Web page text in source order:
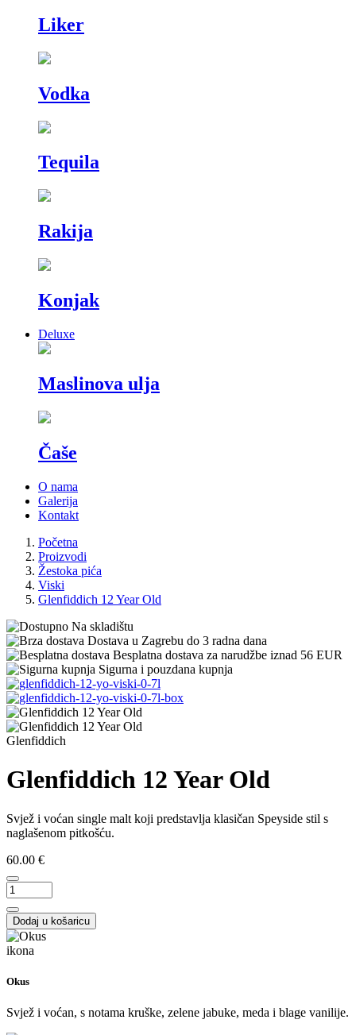
Liker
Vodka
Tequila
Rakija
Konjak
Deluxe
Maslinova ulja
Čaše
O nama
Galerija
Kontakt
Početna
Proizvodi
Žestoka pića
Viski
Glenfiddich 12 Year Old
Na skladištu
Dostava u Zagrebu do 3 radna dana
Besplatna dostava za narudžbe iznad 56 EUR
Sigurna i pouzdana kupnja
Glenfiddich
Glenfiddich 12 Year Old
Svjež i voćan single malt koji predstavlja klasičan Speyside stil s
naglašenom pitkošću.
60.00 €
Dodaj u košaricu
Okus
Svjež i voćan, s notama kruške, zelene jabuke, meda i blage vanilije.